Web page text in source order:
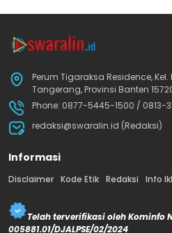
Perum Tigaraksa Residence, Kel.
Tangerang, Provinsi Banten
Phone: 0877-5445-1500 / 0813-
redaksi@swaralin.id (Redaksi)
Informasi
Disclaimer Kode Etik Redaksi Info
Telah terverifikasi oleh Kominfo
005881.01/DJALPSE/02/2024